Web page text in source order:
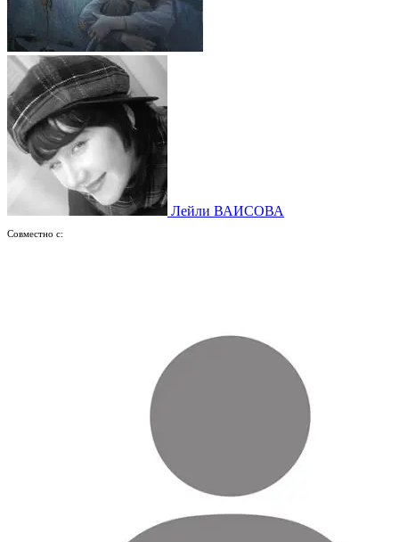
Лейли ВАИСОВА
Совместно с: